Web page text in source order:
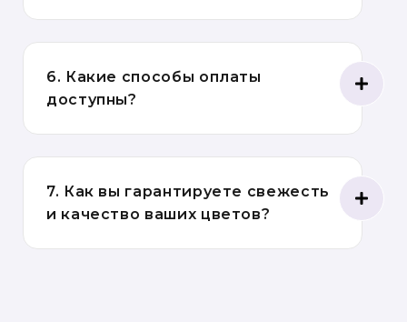
6. Какие способы оплаты
доступны?
7. Как вы гарантируете свежесть
и качество ваших цветов?